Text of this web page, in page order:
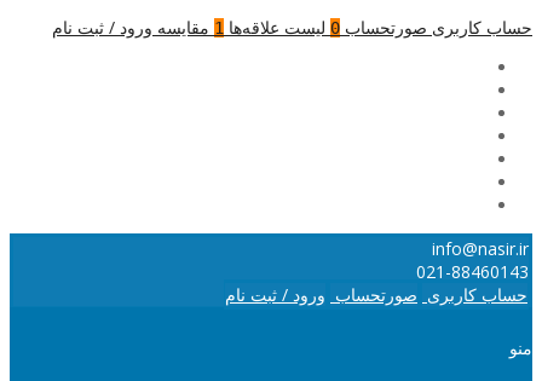
حساب کاربری صورتحساب 0 لیست علاقه‌ها 1 مقایسه ورود / ثبت نام
info@nasir.ir
021-88460143
حساب کاربری صورتحساب ورود / ثبت نام
منو